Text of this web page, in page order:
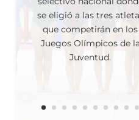
El Deportivo Benito
Juárez fue sede del
selectivo nacional donde
se eligió a las tres atletas